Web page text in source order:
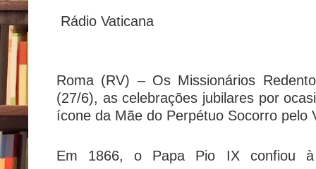
Rádio Vaticana
Roma (RV) – Os Missionários
(27/6), as celebrações jubilares por
ícone da Mãe do Perpétuo Socorro pelo
Em 1866, o Papa Pio IX confiou à